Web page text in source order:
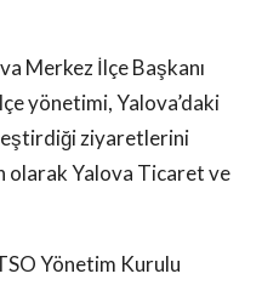
Merkez İlçe Başkanı
yönetimi, Yalova’daki
ziyaretlerini
olarak Yalova Ticaret ve
Yönetim Kurulu